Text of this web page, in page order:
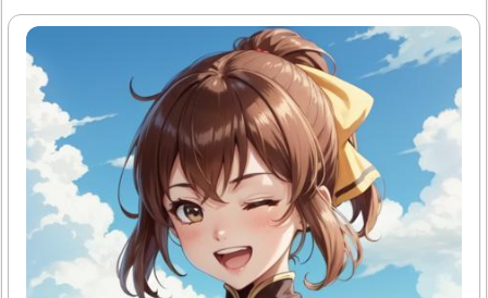
리터로 제공되어, 오랜 기간 사용할 수 있는 경제적인 선택입
니다. 로즈마리 성분이 포함되어 있어 두피를 시원하게 해주
며, 각질 제거에 효과적입니다.또한, 이 샴푸는 거품이 풍성하
게 나와 세정력이 뛰어나며, 두피를 깨끗하게 유지하는 데 도
움을 줍니다. 사용 후에는 두피가 개운해지는 느낌을 경험할
수 있습니다. 아로마티카의 제품은 남녀노소 모두에게 적합
하여, 가족 모두가 함께 사용할 수 있습니다.이 샴푸는 탈모
예방에 도움을 줄 수 있는 성분을 포함하고 있어, 탈모로 고민
하는 분들에게도 추천됩니다. 향은 허브향으로, 사용 시 기분
을 상쾌하게 만들어 줍니다...